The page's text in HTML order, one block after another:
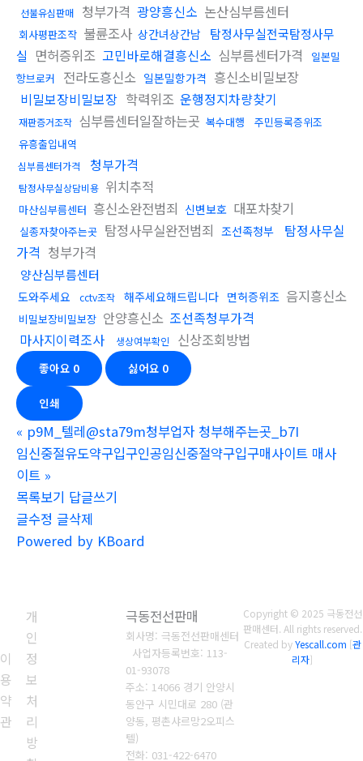
선불유심판매 청부가격 광양흥신소 논산심부름센터
회사평판조작 불륜조사 상간녀상간남
탐정사무실전국탐정사무
실
면허증위조 고민바로해결흥신소 심부름센터가격
일본밀
항브로커
전라도흥신소 일본밀항가격 흥신소비밀보장
비밀보장비밀보장 학력위조 운행정지차량찾기
재판증거조작 심부름센터일잘하는곳 복수대행
주민등록증위조
유흥출입내역
심부름센터가격 청부가격
탐정사무실상담비용 위치추적
마산심부름센터 흥신소완전범죄 신변보호 대포차찾기
실종자찾아주는곳 탐정사무실완전범죄 조선족청부
탐정사무실
가격 청부가격
양산심부름센터
도와주세요 cctv조작 해주세요해드립니다 면허증위조 음지흥신소
비밀보장비밀보장 안양흥신소 조선족청부가격
마사지이력조사
생상여부확인 신상조회방법
좋아요 0 싫어요 0
인쇄
« p9M_텔레@sta79m청부업자 청부해주는곳_b7I
임신중절유도약구입구인공임신중절약구입구매사이트 매사
이트 »
목록보기 답글쓰기
글수정 글삭제
Powered by KBoard
이
용
약
관
개
인
정
보
처
리
방
극동전선판매
회사명: 극동전선판매센터
사업자등록번호: 113-
01-93078
주소: 14066 경기 안양시
동안구 시민대로 280 (관
양동, 평촌샤르망2오피스
텔)
전화: 031-422-6470
Copyright © 2025 극동전선
판매센터. All rights reserved.
Created byYescall.com [관
리자]